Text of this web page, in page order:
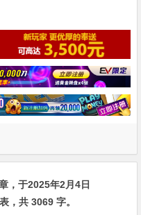
，于2025年2月4日
，共 3069 字。